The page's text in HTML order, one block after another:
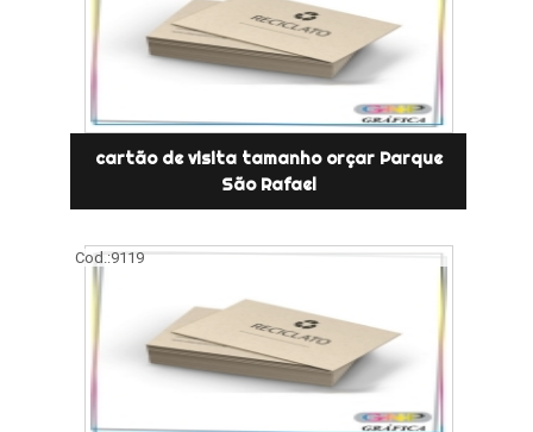
cartão de visita tamanho orçar Parque
São Rafael
Cod.:9119